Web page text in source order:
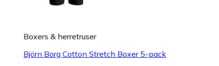
Boxers & herretruser
Björn Borg Cotton Stretch Boxer 5-pack